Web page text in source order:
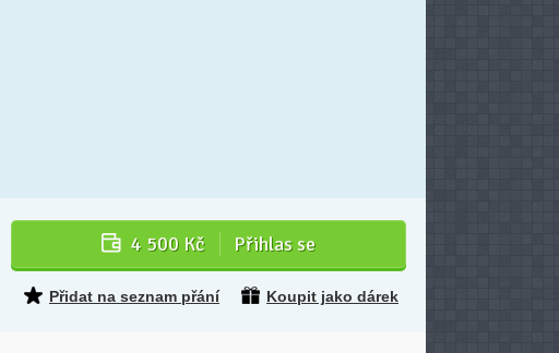
4 500 Kč Přihlas se
Přidat na seznam přání Koupit jako dárek